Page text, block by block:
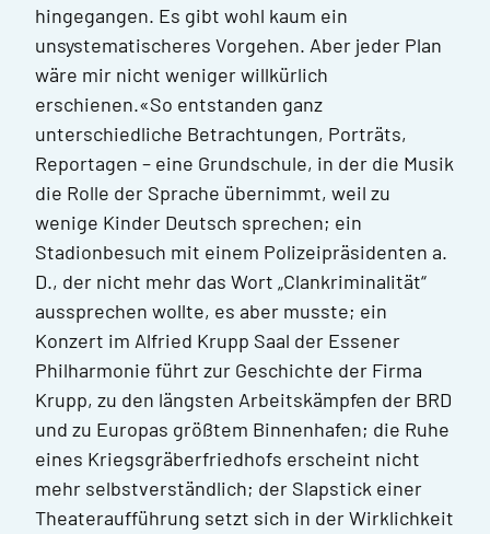
hingegangen. Es gibt wohl kaum ein
unsystematischeres Vorgehen. Aber jeder Plan
wäre mir nicht weniger willkürlich
erschienen.«So entstanden ganz
unterschiedliche Betrachtungen, Porträts,
Reportagen – eine Grundschule, in der die Musik
die Rolle der Sprache übernimmt, weil zu
wenige Kinder Deutsch sprechen; ein
Stadionbesuch mit einem Polizeipräsidenten a.
D., der nicht mehr das Wort „Clankriminalität“
aussprechen wollte, es aber musste; ein
Konzert im Alfried Krupp Saal der Essener
Philharmonie führt zur Geschichte der Firma
Krupp, zu den längsten Arbeitskämpfen der BRD
und zu Europas größtem Binnenhafen; die Ruhe
eines Kriegsgräberfriedhofs erscheint nicht
mehr selbstverständlich; der Slapstick einer
Theateraufführung setzt sich in der Wirklichkeit